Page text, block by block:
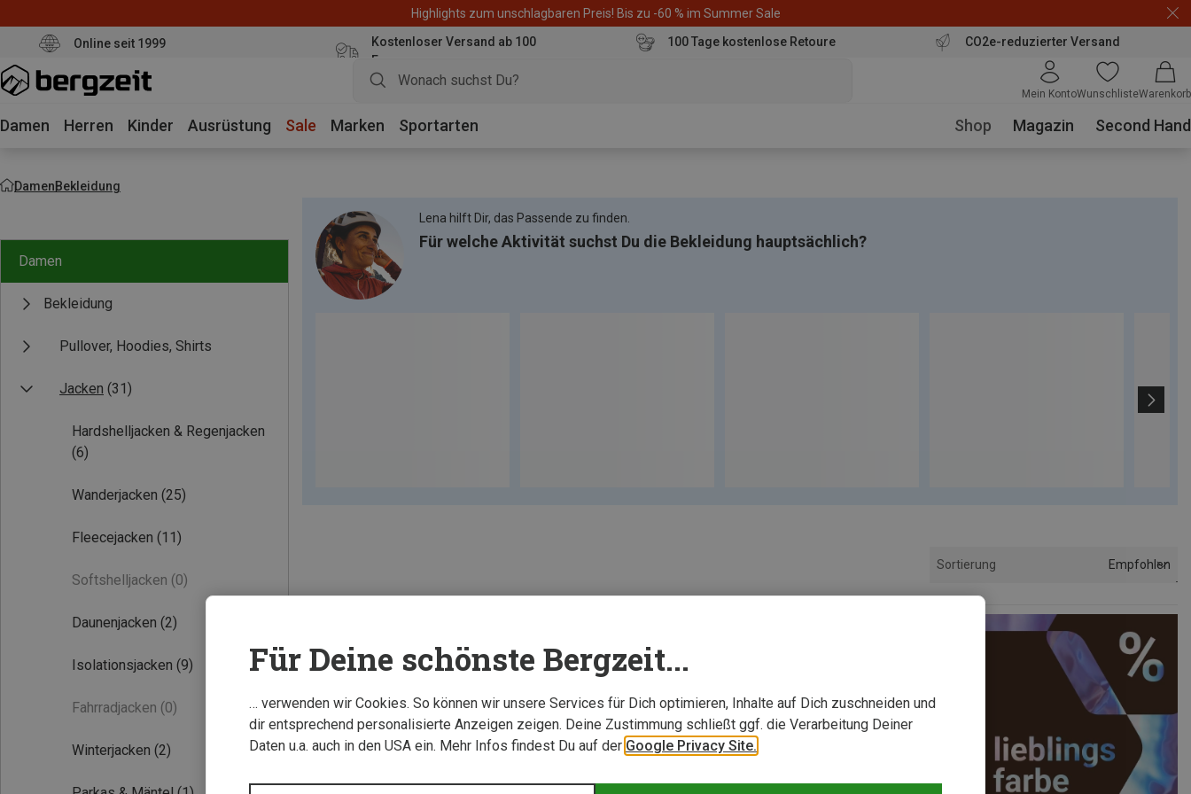
Highlights zum unschlagbaren Preis! Bis zu -60 % im Summer Sale
Online seit 1999
Kostenloser Versand ab 100
Euro
100 Tage kostenlose Retoure CO2e-reduzierter Versand
Mein KontoWunschlisteWarenkorb
Damen Herren Kinder Ausrüstung Sale Marken Sportarten Shop Magazin Second Hand
DamenBekleidung
Damen
Bekleidung
Pullover, Hoodies, Shirts
Jacken (31)
Hardshelljacken & Regenjacken
(6)
Wanderjacken (25)
Fleecejacken (11)
Softshelljacken (0)
Daunenjacken (2)
Isolationsjacken (9)
Fahrradjacken (0)
Winterjacken (2)
Lena hilft Dir, das Passende zu finden.
Für welche Aktivität suchst Du die Bekleidung hauptsächlich?
Sortierung Empfohlen
Für Deine schönste Bergzeit...
… verwenden wir Cookies. So können wir unsere Services für Dich optimieren, Inhalte auf Dich zuschneiden und
dir entsprechend personalisierte Anzeigen zeigen. Deine Zustimmung schließt ggf. die Verarbeitung Deiner
Daten u.a. auch in den USA ein. Mehr Infos findest Du auf der Google Privacy Site.